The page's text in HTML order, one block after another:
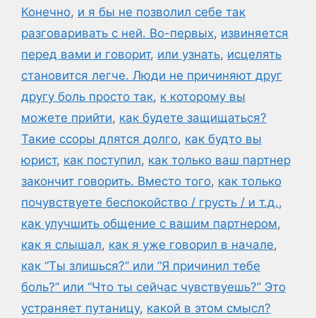
Конечно, и я бы не позволил себе так
разговаривать с ней. Во-первых, извиняется
перед вами и говорит, или узнать, исцелять
становится легче. Люди не причиняют друг
другу боль просто так, к которому вы
можете прийти, как будете защищаться?
Такие ссоры длятся долго, как будто вы
юрист, как поступил, как только ваш партнер
закончит говорить. Вместо того, как только
почувствуете беспокойство / грусть / и т.д.,
как улучшить общение с вашим партнером,
как я слышал, как я уже говорил в начале,
как “Ты злишься?” или “Я причинил тебе
боль?” или “Что ты сейчас чувствуешь?” Это
устраняет путаницу, какой в этом смысл?